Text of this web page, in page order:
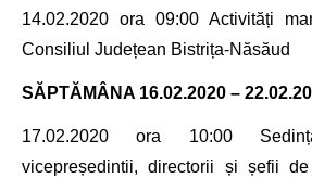
14.02.2020 ora 09:00 Activități
Consiliul Județean Bistrița-Năsăud
SĂPTĂMÂNA 16.02.2020 –
17.02.2020 ora 10:00
vicepreședintii, directorii și șefii